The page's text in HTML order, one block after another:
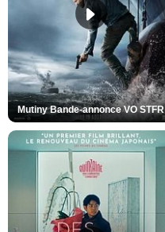
Mutiny Bande-annonce VO STFR